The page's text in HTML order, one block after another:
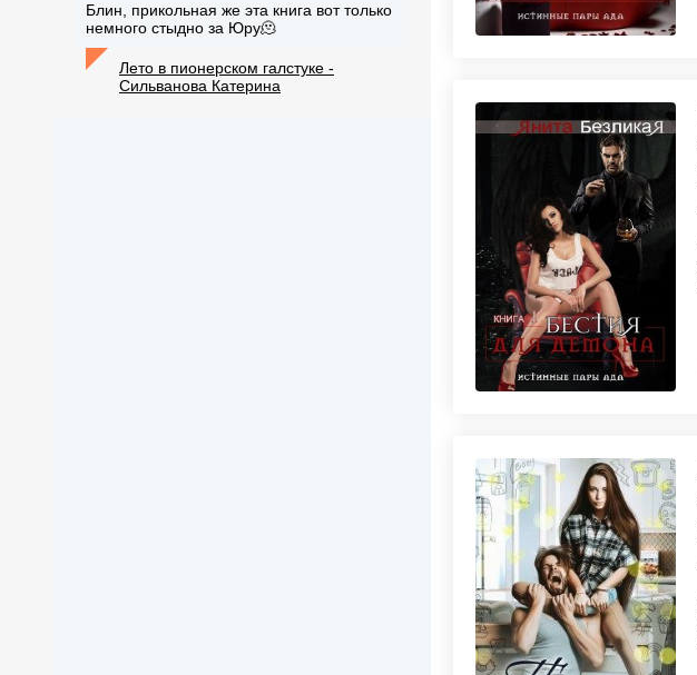
Блин, прикольная же эта книга вот только
немного стыдно за Юру🫠
Лето в пионерском галстуке -
Сильванова Катерина